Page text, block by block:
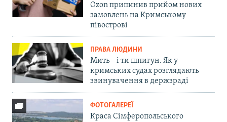
Ozon припинив прийом нових
замовлень на Кримському
півострові
ПРАВА ЛЮДИНИ
Мить – і ти шпигун. Як у
кримських судах розглядають
звинувачення в держзраді
ФОТОГАЛЕРЕЇ
Краса Сімферопольського